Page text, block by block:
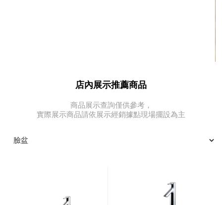
店內展示推薦商品
商品展示查詢僅供參考，
實際展示商品請依展示經銷據點現場擺設為主